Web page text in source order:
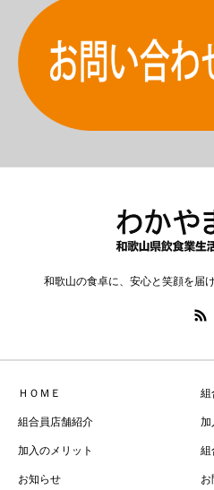
和歌山の食卓に、安心と笑顔を届
ＨＯＭＥ 組
組合員店舗紹介 加
加入のメリット 組
お知らせ お